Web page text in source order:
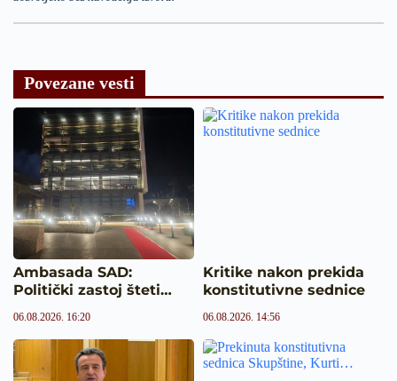
Povezane vesti
Ambasada SAD:
Politički zastoj šteti…
06.08.2026. 16:20
Kritike nakon prekida
konstitutivne sednice
06.08.2026. 14:56